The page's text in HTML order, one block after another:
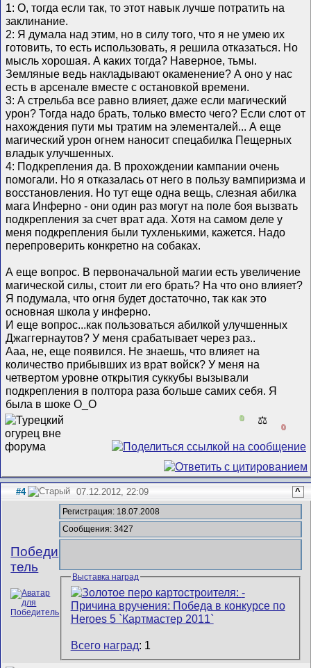
1: О, тогда если так, то этот навык лучше потратить на
заклинание.
2: Я думала над этим, но в силу того, что я не умею их
готовить, то есть использовать, я решила отказаться. Но
мысль хорошая. А каких тогда? Наверное, тьмы.
Земляные ведь накладывают окаменение? А оно у нас
есть в арсенале вместе с остановкой времени.
3: А стрельба все равно влияет, даже если магический
урон? Тогда надо брать, только вместо чего? Если слот от
нахождения пути мы тратим на элементалей... А еще
магический урон огнем наносит спецабилка Пещерных
владык улучшенных.
4: Подкрепления да. В прохождении кампании очень
помогали. Но я отказалась от него в пользу вампиризма и
восстановления. Но тут еще одна вещь, слезная абилка
мага Инферно - они один раз могут на поле боя вызвать
подкрепления за счет врат ада. Хотя на самом деле у
меня подкрепления были тухленькими, кажется. Надо
перепроверить конкретно на собаках.
А еще вопрос. В первоначальной магии есть увеличение
магической силы, стоит ли его брать? На что оно влияет?
Я подумала, что огня будет достаточно, так как это
основная школа у инферно.
И еще вопрос...как пользоваться абилкой улучшенных
Джаггернаутов? У меня срабатывает через раз..
Ааа, не, еще появился. Не знаешь, что влияет на
количество прибывших из врат войск? У меня на
четвертом уровне открытия суккубы вызывали
подкрепления в полтора раза больше самих себя. Я
была в шоке О_О
0 ⚖️
0
#4 07.12.2012, 22:09 ^
Победи
тель
Регистрация: 18.07.2008
Сообщения: 3427
Выставка наград
Всего наград: 1